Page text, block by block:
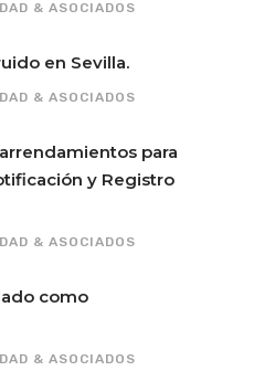
& ASOCIADOS
en Sevilla.
& ASOCIADOS
para
y Registro
& ASOCIADOS
como
& ASOCIADOS